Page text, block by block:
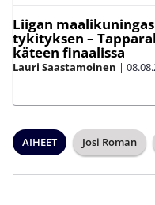
Liigan
tykityksen –
käteen finaalissa
Lauri Saastamoinen |
AIHEET Josi Roman